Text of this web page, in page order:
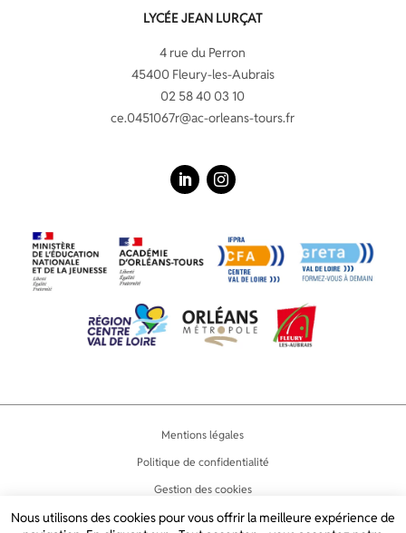
LYCÉE JEAN LURÇAT
4 rue du Perron
45400 Fleury-les-Aubrais
02 58 40 03 10
ce.0451067r@ac-orleans-tours.fr
Mentions légales
Politique de confidentialité
Gestion des cookies
Accessibilité
Nous utilisons des cookies pour vous offrir la meilleure expérience de